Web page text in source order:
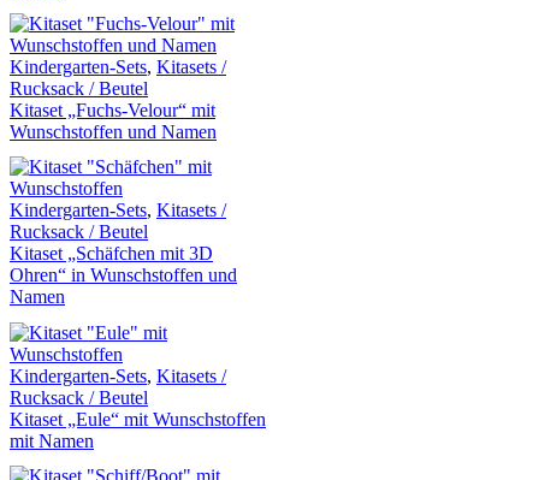
Kindergarten-Sets, Kitasets /
Rucksack / Beutel
Kitaset „Fuchs-Velour“ mit
Wunschstoffen und Namen
Kindergarten-Sets, Kitasets /
Rucksack / Beutel
Kitaset „Schäfchen mit 3D
Ohren“ in Wunschstoffen und
Namen
Kindergarten-Sets, Kitasets /
Rucksack / Beutel
Kitaset „Eule“ mit Wunschstoffen
mit Namen